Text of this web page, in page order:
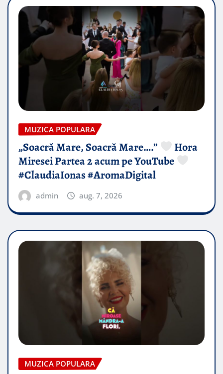
MUZICA POPULARA
„Soacră Mare, Soacră Mare….”
Hora
Miresei Partea 2 acum pe YouTube
#ClaudiaIonas #AromaDigital
admin aug. 7, 2026
MUZICA POPULARA